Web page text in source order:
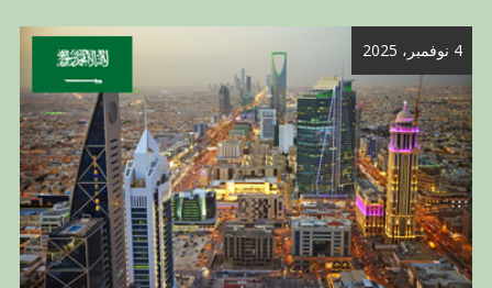
4 نوفمبر، 2025